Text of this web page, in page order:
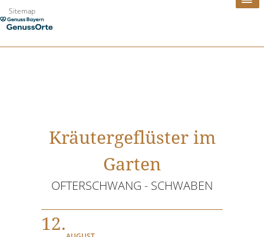
Zum
Inhalt
Sitemap
Kräutergeflüster im
Garten
OFTERSCHWANG - SCHWABEN
12.